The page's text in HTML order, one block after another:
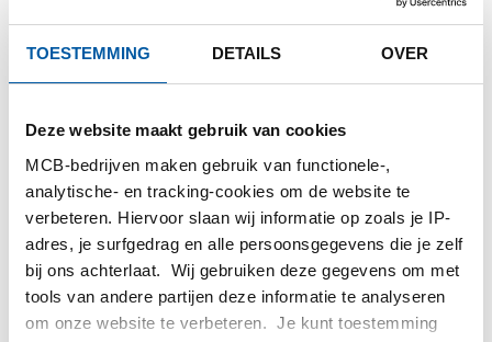
TOESTEMMING DETAILS OVER
Deze website maakt gebruik van cookies
MCB-bedrijven maken gebruik van functionele-,
analytische- en tracking-cookies om de website te
verbeteren. Hiervoor slaan wij informatie op zoals je IP-
adres, je surfgedrag en alle persoonsgegevens die je zelf
bij ons achterlaat. Wij gebruiken deze gegevens om met
tools van andere partijen deze informatie te analyseren
om onze website te verbeteren. Je kunt toestemming
Gelieve in te loggen om te bestellen
Bestel met uw eigen artikelnummers
Calculeren met actuele Testas-prijzen
Volg uw order via Track&Trace
PRODUCT
PRODUCT OMSCHRIJVING